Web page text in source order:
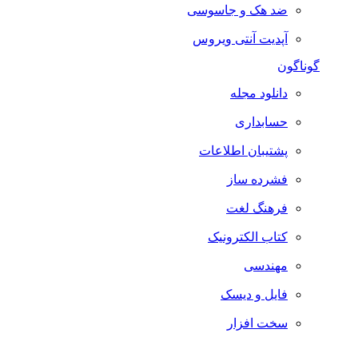
ضد هک و جاسوسی
آپدیت آنتی ویروس
گوناگون
دانلود مجله
حسابداری
پشتیبان اطلاعات
فشرده ساز
فرهنگ لغت
کتاب الکترونیک
مهندسی
فایل و دیسک
سخت افزار